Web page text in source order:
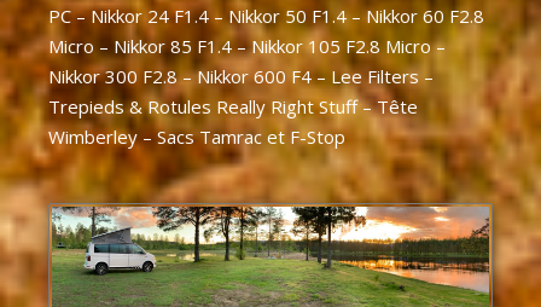
PC – Nikkor 24 F1.4 – Nikkor 50 F1.4 – Nikkor 60 F2.8
Micro – Nikkor 85 F1.4 – Nikkor 105 F2.8 Micro –
Nikkor 300 F2.8 – Nikkor 600 F4 – Lee Filters –
Trepieds & Rotules Really Right Stuff – Tête
Wimberley – Sacs Tamrac et F-Stop